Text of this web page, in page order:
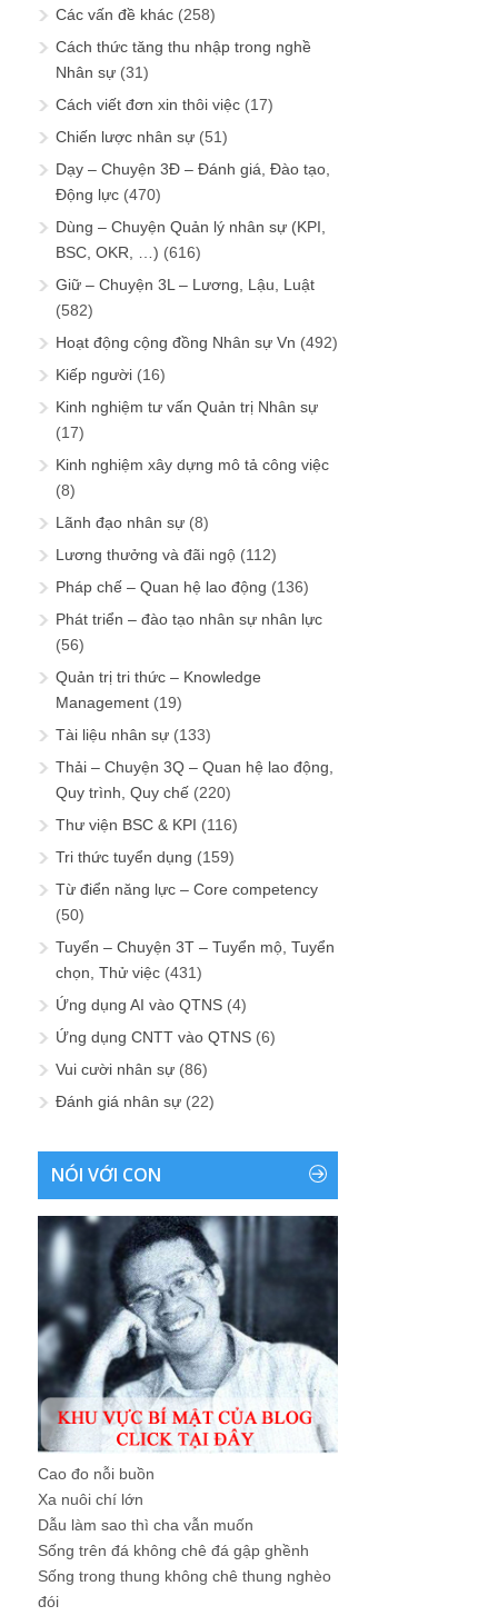
Các vấn đề khác (258)
Cách thức tăng thu nhập trong nghề
Nhân sự (31)
Cách viết đơn xin thôi việc (17)
Chiến lược nhân sự (51)
Dạy – Chuyện 3Đ – Đánh giá, Đào tạo,
Động lực (470)
Dùng – Chuyện Quản lý nhân sự (KPI,
BSC, OKR, …) (616)
Giữ – Chuyện 3L – Lương, Lậu, Luật
(582)
Hoạt động cộng đồng Nhân sự Vn (492)
Kiếp người (16)
Kinh nghiệm tư vấn Quản trị Nhân sự
(17)
Kinh nghiệm xây dựng mô tả công việc
(8)
Lãnh đạo nhân sự (8)
Lương thưởng và đãi ngộ (112)
Pháp chế – Quan hệ lao động (136)
Phát triển – đào tạo nhân sự nhân lực
(56)
Quản trị tri thức – Knowledge
Management (19)
Tài liệu nhân sự (133)
Thải – Chuyện 3Q – Quan hệ lao động,
Quy trình, Quy chế (220)
Thư viện BSC & KPI (116)
Tri thức tuyển dụng (159)
Từ điển năng lực – Core competency
(50)
Tuyển – Chuyện 3T – Tuyển mộ, Tuyển
chọn, Thử việc (431)
Ứng dụng AI vào QTNS (4)
Ứng dụng CNTT vào QTNS (6)
Vui cười nhân sự (86)
Đánh giá nhân sự (22)
NÓI VỚI CON
Cao đo nỗi buồn
Xa nuôi chí lớn
Dẫu làm sao thì cha vẫn muốn
Sống trên đá không chê đá gập ghềnh
Sống trong thung không chê thung nghèo
đói